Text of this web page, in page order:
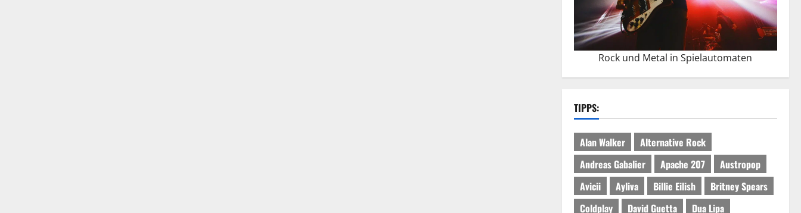
Rock und Metal in Spielautomaten
TIPPS:
Alan Walker
Alternative Rock
Andreas Gabalier
Apache 207
Austropop
Avicii
Ayliva Billie Eilish
Britney Spears
Coldplay
David Guetta
Dua Lipa